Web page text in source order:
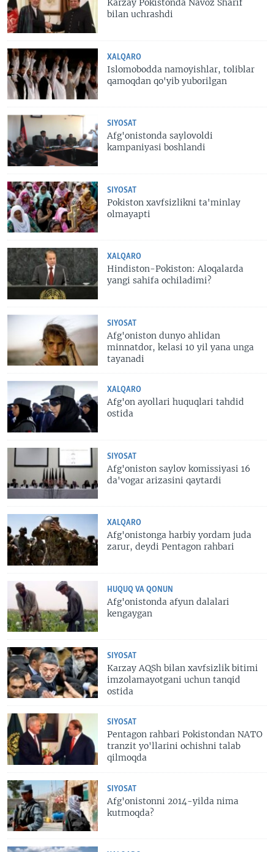
Karzay Pokistonda Navoz Sharif
bilan uchrashdi
XALQARO
Islomobodda namoyishlar, toliblar
qamoqdan qo'yib yuborilgan
SIYOSAT
Afg'onistonda saylovoldi
kampaniyasi boshlandi
SIYOSAT
Pokiston xavfsizlikni ta'minlay
olmayapti
XALQARO
Hindiston-Pokiston: Aloqalarda
yangi sahifa ochiladimi?
SIYOSAT
Afg'oniston dunyo ahlidan
minnatdor, kelasi 10 yil yana unga
tayanadi
XALQARO
Afg'on ayollari huquqlari tahdid
ostida
SIYOSAT
Afg'oniston saylov komissiyasi 16
da'vogar arizasini qaytardi
XALQARO
Afg'onistonga harbiy yordam juda
zarur, deydi Pentagon rahbari
HUQUQ VA QONUN
Afg'onistonda afyun dalalari
kengaygan
SIYOSAT
Karzay AQSh bilan xavfsizlik bitimi
imzolamayotgani uchun tanqid
ostida
SIYOSAT
Pentagon rahbari Pokistondan NATO
tranzit yo'llarini ochishni talab
qilmoqda
SIYOSAT
Afg'onistonni 2014-yilda nima
kutmoqda?